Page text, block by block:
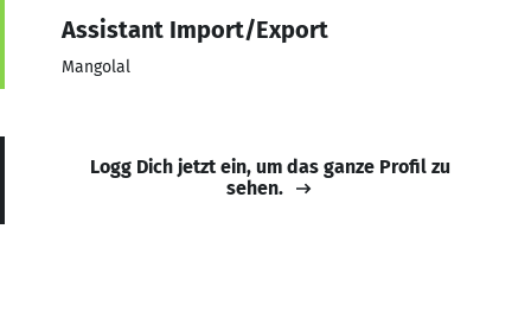
Assistant Import/Export
Mangolal
Logg Dich jetzt ein, um das ganze Profil zu
sehen.